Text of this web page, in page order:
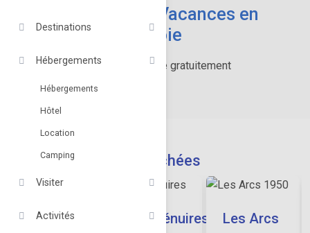
Destinations
Hébergements
Hébergements
Hôtel
Location
Camping
Visiter
Activités
Locations de Vacances en
Savoie
Réservez en ligne gratuitement
Destinations recherchées
Méribel-Mottaret Les Ménuires Les Arcs